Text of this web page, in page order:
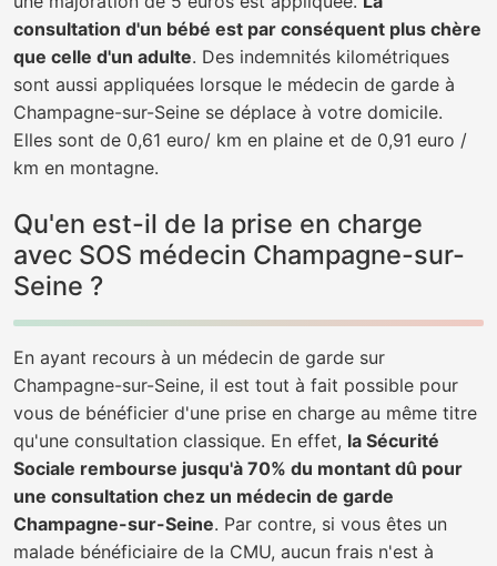
consultation d'un bébé est par conséquent plus chère
que celle d'un adulte. Des indemnités kilométriques
sont aussi appliquées lorsque le médecin de garde à
Champagne-sur-Seine se déplace à votre domicile.
Elles sont de 0,61 euro/ km en plaine et de 0,91 euro /
km en montagne.
Qu'en est-il de la prise en charge
avec SOS médecin Champagne-sur-
Seine ?
En ayant recours à un médecin de garde sur
Champagne-sur-Seine, il est tout à fait possible pour
vous de bénéficier d'une prise en charge au même titre
qu'une consultation classique. En effet, la Sécurité
Sociale rembourse jusqu'à 70% du montant dû pour
une consultation chez un médecin de garde
Champagne-sur-Seine. Par contre, si vous êtes un
malade bénéficiaire de la CMU, aucun frais n'est à